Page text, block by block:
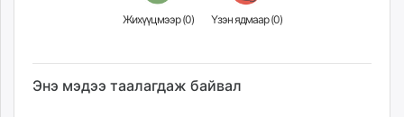
Жихүүцмээр (0) Үзэн ядмаар (0)
Энэ мэдээ таалагдаж байвал